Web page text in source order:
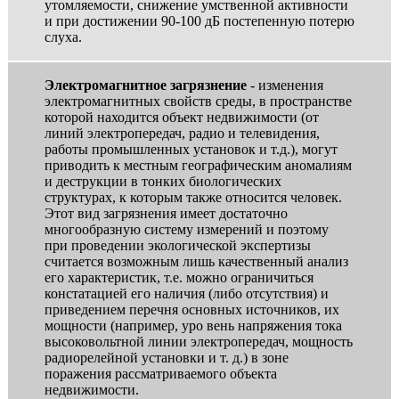
утомляемости, снижение умственной активности
и при достижении 90-100 дБ постепенную потерю
слуха.
Электромагнитное загрязнение - изменения
электромагнитных свойств среды, в пространстве
которой находится объект недвижимости (от
линий электропередач, радио и телевидения,
работы промышленных установок и т.д.), могут
приводить к местным географическим аномалиям
и деструкции в тонких биологических
структурах, к которым также относится человек.
Этот вид загрязнения имеет достаточно
многообразную систему измерений и поэтому
при проведении экологической экспертизы
считается возможным лишь качественный анализ
его характеристик, т.е. можно ограничиться
констатацией его наличия (либо отсутствия) и
приведением перечня основных источников, их
мощности (например, уро вень напряжения тока
высоковольтной линии электропередач, мощность
радиорелейной установки и т. д.) в зоне
поражения рассматриваемого объекта
недвижимости.